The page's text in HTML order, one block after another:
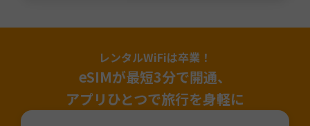
レンタルWiFiは卒業！
eSIMが最短3分で開通、
アプリひとつで旅行を身軽に